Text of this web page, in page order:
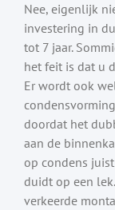
Nee, eigenlijk
investering in
tot 7 jaar.
het feit is dat u
Er wordt ook
doordat het
aan de
op condens
duidt op een
verkeerde